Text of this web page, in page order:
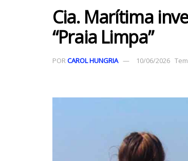
Cia. Marítima
“Praia Limpa”
POR CAROL HUNGRIA 10/06/2026